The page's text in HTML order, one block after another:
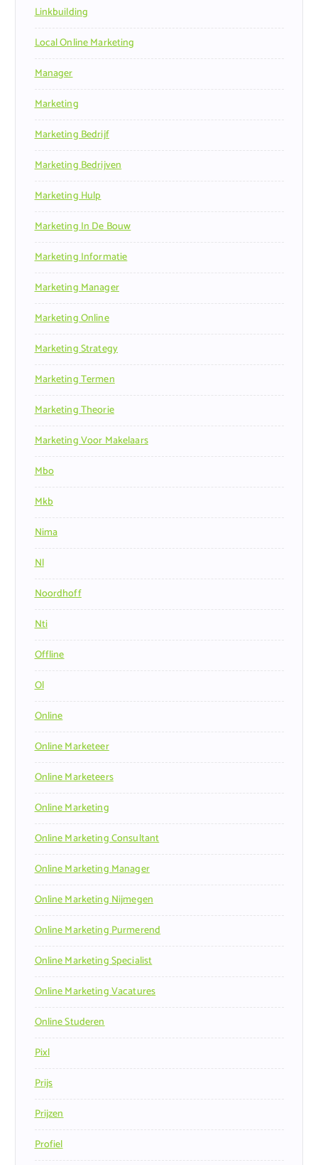
Linkbuilding
Local Online Marketing
Manager
Marketing
Marketing Bedrijf
Marketing Bedrijven
Marketing Hulp
Marketing In De Bouw
Marketing Informatie
Marketing Manager
Marketing Online
Marketing Strategy
Marketing Termen
Marketing Theorie
Marketing Voor Makelaars
Mbo
Mkb
Nima
Nl
Noordhoff
Nti
Offline
Ol
Online
Online Marketeer
Online Marketeers
Online Marketing
Online Marketing Consultant
Online Marketing Manager
Online Marketing Nijmegen
Online Marketing Purmerend
Online Marketing Specialist
Online Marketing Vacatures
Online Studeren
Pixl
Prijs
Prijzen
Profiel